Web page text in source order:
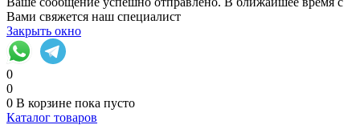
Вами свяжется наш специалист
Закрыть окно
0
0
0 В корзине пока пусто
Каталог товаров